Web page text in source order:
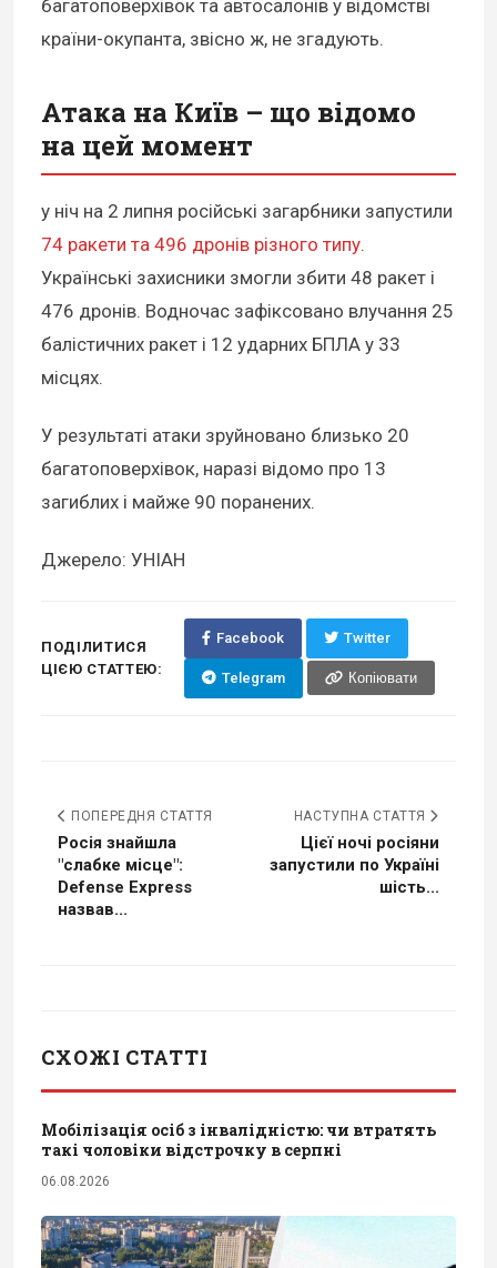
багатоповерхівок та автосалонів у відомстві
країни-окупанта, звісно ж, не згадують.
Атака на Київ – що відомо
на цей момент
у ніч на 2 липня російські загарбники запустили
74 ракети та 496 дронів різного типу.
Українські захисники змогли збити 48 ракет і
476 дронів. Водночас зафіксовано влучання 25
балістичних ракет і 12 ударних БПЛА у 33
місцях.
У результаті атаки зруйновано близько 20
багатоповерхівок, наразі відомо про 13
загиблих і майже 90 поранених.
Джерело: УНІАН
ПОДІЛИТИСЯ
ЦІЄЮ СТАТТЕЮ:
Facebook Twitter
Telegram Копіювати
ПОПЕРЕДНЯ СТАТТЯ
Росія знайшла
"слабке місце":
Defense Express
назвав...
НАСТУПНА СТАТТЯ
Цієї ночі росіяни
запустили по Україні
шість...
СХОЖІ СТАТТІ
Мобілізація осіб з інвалідністю: чи втратять
такі чоловіки відстрочку в серпні
06.08.2026